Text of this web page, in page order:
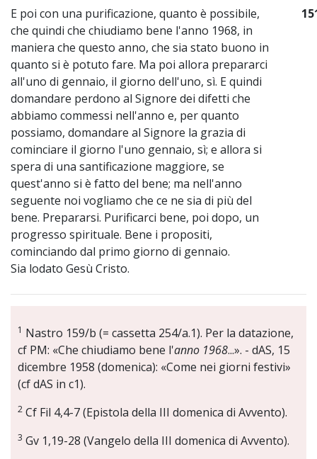
E poi con una purificazione, quanto è possibile,
che quindi che chiudiamo bene l'anno 1968, in
maniera che questo anno, che sia stato buono in
quanto si è potuto fare. Ma poi allora prepararci
all'uno di gennaio, il giorno dell'uno, sì. E quindi
domandare perdono al Signore dei difetti che
abbiamo commessi nell'anno e, per quanto
possiamo, domandare al Signore la grazia di
cominciare il giorno l'uno gennaio, sì; e allora si
spera di una santificazione maggiore, se
quest'anno si è fatto del bene; ma nell'anno
seguente noi vogliamo che ce ne sia di più del
bene. Prepararsi. Purificarci bene, poi dopo, un
progresso spirituale. Bene i propositi,
cominciando dal primo giorno di gennaio.
Sia lodato Gesù Cristo.
1 Nastro 159/b (= cassetta 254/a.1). Per la datazione,
cf PM: «Che chiudiamo bene l'anno 1968...». - dAS, 15
dicembre 1958 (domenica): «Come nei giorni festivi»
(cf dAS in c1).
2 Cf Fil 4,4-7 (Epistola della III domenica di Avvento).
3 Gv 1,19-28 (Vangelo della III domenica di Avvento).